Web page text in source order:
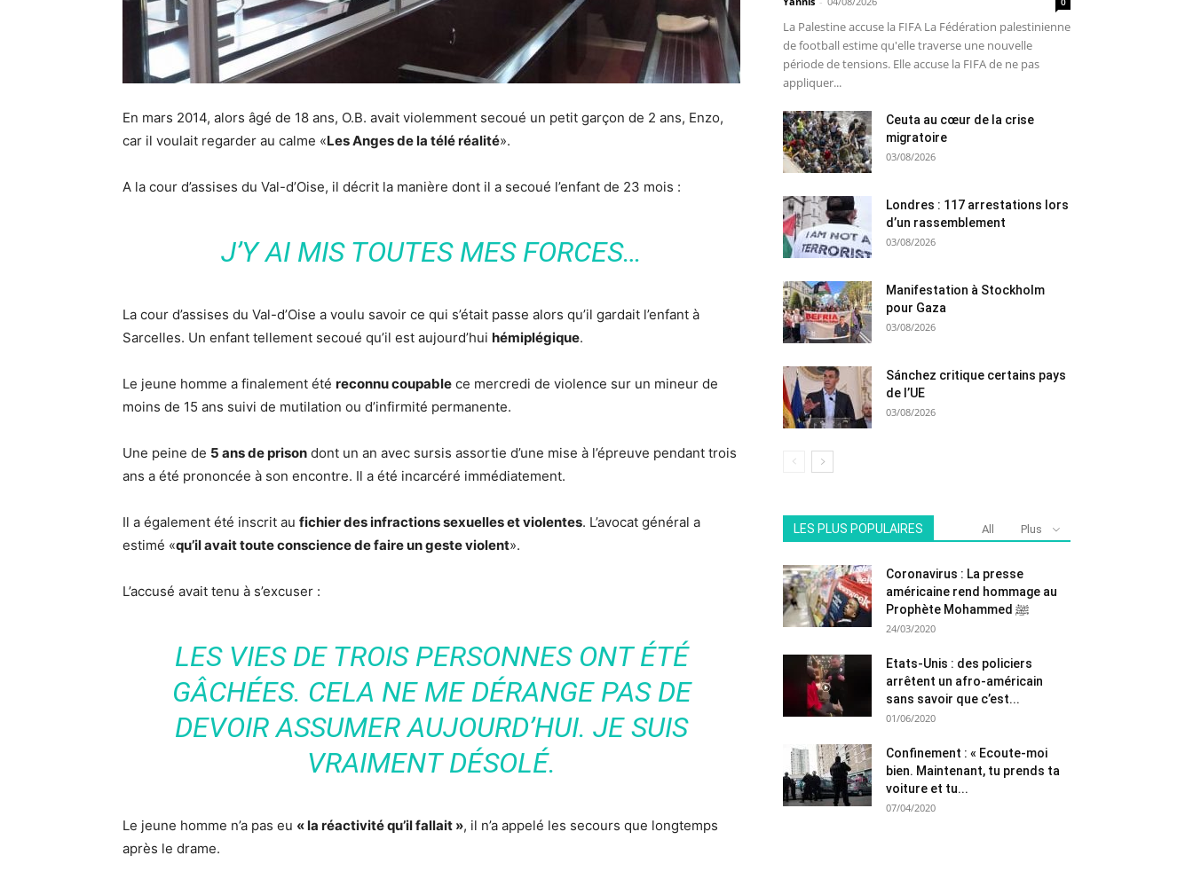
En mars 2014, alors âgé de 18 ans, O.B. avait violemment secoué un petit garçon de 2 ans, Enzo,
car il voulait regarder au calme «Les Anges de la télé réalité».
A la cour d’assises du Val-d’Oise, il décrit la manière dont il a secoué l’enfant de 23 mois :
J’Y AI MIS TOUTES MES FORCES…
La cour d’assises du Val-d’Oise a voulu savoir ce qui s’était passe alors qu’il gardait l’enfant à
Sarcelles. Un enfant tellement secoué qu’il est aujourd’hui hémiplégique.
Le jeune homme a finalement été reconnu coupable ce mercredi de violence sur un mineur de
moins de 15 ans suivi de mutilation ou d’infirmité permanente.
Une peine de 5 ans de prison dont un an avec sursis assortie d’une mise à l’épreuve pendant trois
ans a été prononcée à son encontre. Il a été incarcéré immédiatement.
Il a également été inscrit au fichier des infractions sexuelles et violentes. L’avocat général a
estimé «qu’il avait toute conscience de faire un geste violent».
L’accusé avait tenu à s’excuser :
LES VIES DE TROIS PERSONNES ONT ÉTÉ
GÂCHÉES. CELA NE ME DÉRANGE PAS DE
DEVOIR ASSUMER AUJOURD’HUI. JE SUIS
VRAIMENT DÉSOLÉ.
Le jeune homme n’a pas eu « la réactivité qu’il fallait », il n’a appelé les secours que longtemps
après le drame.
La Palestine accuse la FIFA La Fédération palestinienne
de football estime qu'elle traverse une nouvelle
période de tensions. Elle accuse la FIFA de ne pas
appliquer...
Ceuta au cœur de la crise
migratoire
03/08/2026
Londres : 117 arrestations lors
d’un rassemblement
03/08/2026
Manifestation à Stockholm
pour Gaza
03/08/2026
Sánchez critique certains pays
de l’UE
03/08/2026
LES PLUS POPULAIRES All Plus
Coronavirus : La presse
américaine rend hommage au
Prophète Mohammed ﷺ
24/03/2020
Etats-Unis : des policiers
arrêtent un afro-américain
sans savoir que c’est...
01/06/2020
Confinement : « Ecoute-moi
bien. Maintenant, tu prends ta
voiture et tu...
07/04/2020